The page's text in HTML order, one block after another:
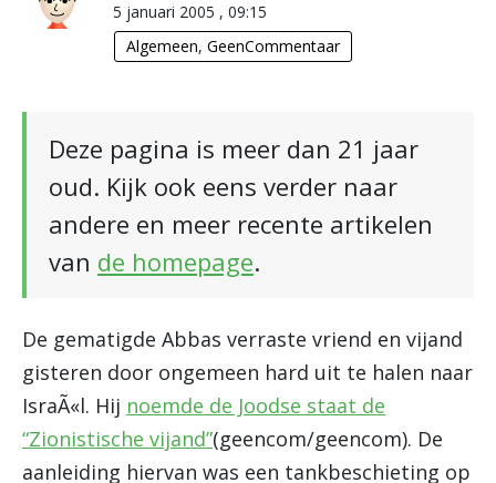
5 januari 2005 , 09:15
Algemeen, GeenCommentaar
Deze pagina is meer dan 21 jaar
oud. Kijk ook eens verder naar
andere en meer recente artikelen
van de homepage.
De gematigde Abbas verraste vriend en vijand
gisteren door ongemeen hard uit te halen naar
IsraÃ«l. Hij noemde de Joodse staat de
“Zionistische vijand”(geencom/geencom). De
aanleiding hiervan was een tankbeschieting op